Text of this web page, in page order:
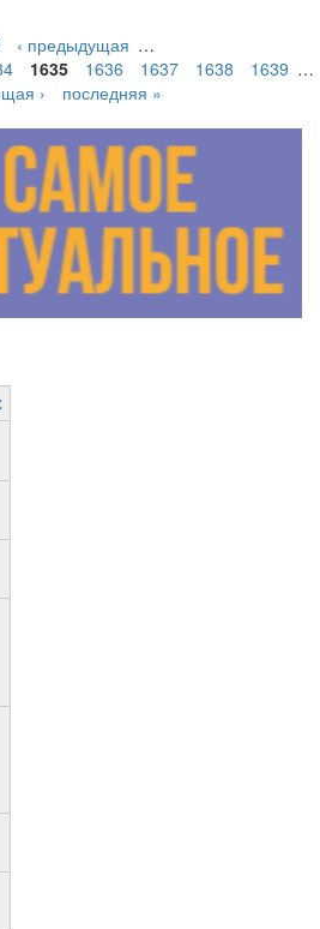
‹ предыдущая …
1635 1636 1637 1638 1639 …
›
последняя »